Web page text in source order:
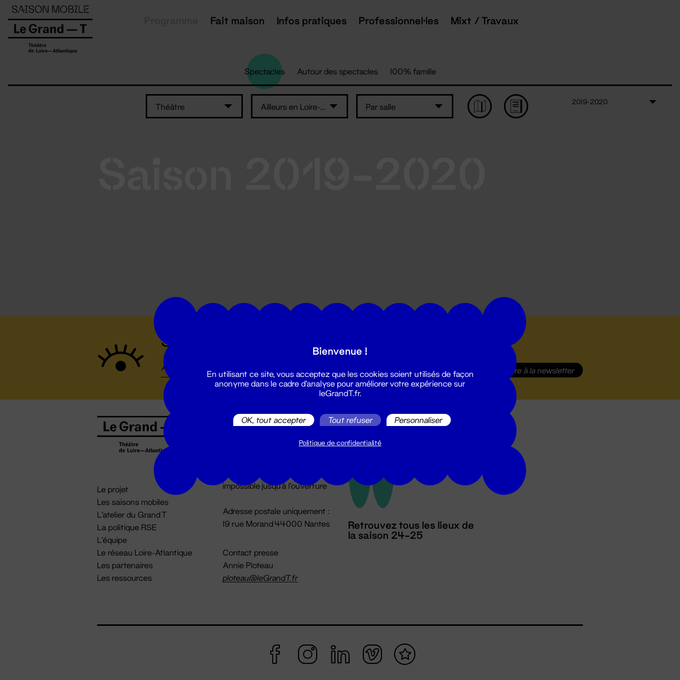
Fait maison Infos pratiques Professionnel·les Mixt / Travaux
Spectacles Autour des spectacles 100% famille
Théâtre Ailleurs en Loire-Atlantique Par salle
2019-2020
Suivez toutes les actualités du Grand T :
S'inscrire à la newsletter
Le projet
Les saisons mobiles
L'atelier du Grand T
La politique RSE
L'équipe
Le réseau Loire-Atlantique
Les partenaires
Les ressources
Billetterie
billetterie@leGrandT.fr
impossible jusqu'à l'ouverture
Adresse postale uniquement :
19 rue Morand 44000 Nantes
Contact presse
Annie Ploteau
ploteau@leGrandT.fr
Retrouvez tous les lieux de
la saison 24-25
Panneau de gestion des cookies
Bienvenue !
En utilisant ce site, vous acceptez que les cookies soient utilisés de façon
anonyme dans le cadre d'analyse pour améliorer votre expérience sur
leGrandT.fr.
OK, tout accepter Tout refuser Personnaliser
Politique de confidentialité